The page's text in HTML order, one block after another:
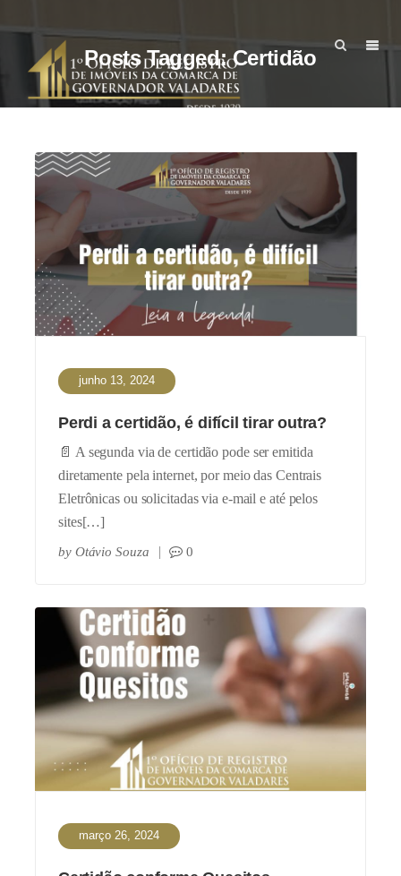
Posts Tagged: Certidão
junho 13, 2024
Perdi a certidão, é difícil tirar outra?
📄 A segunda via de certidão pode ser emitida
diretamente pela internet, por meio das Centrais
Eletrônicas ou solicitadas via e-mail e até pelos
sites[…]
by Otávio Souza 0
março 26, 2024